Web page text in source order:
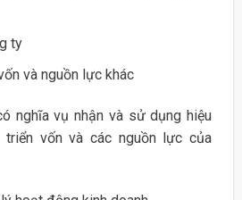
ty
và nguồn lực khác
nghĩa vụ nhận và sử dụng hiệu
triển vốn và các nguồn lực của